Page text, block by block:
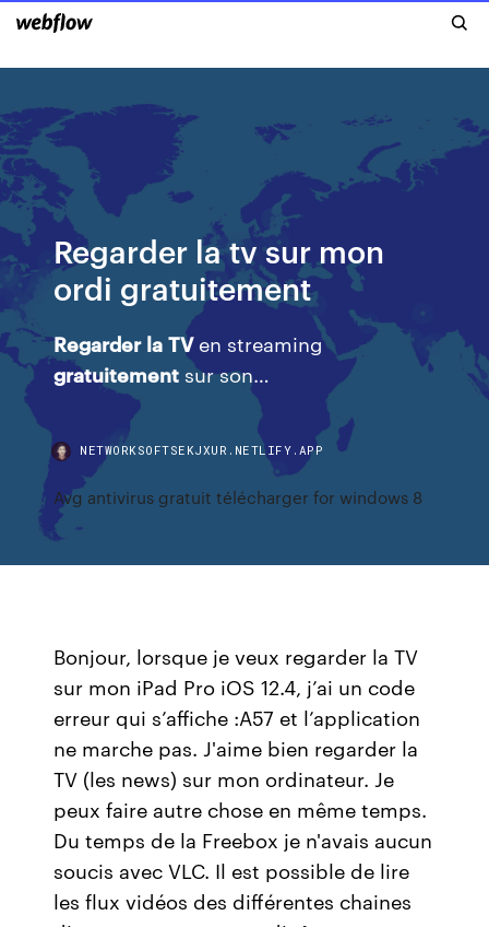
Regarder la tv sur mon
ordi gratuitement
Regarder la TVen streaming
gratuitement sur son…
NETWORKSOFTSEKJXUR.NETLIFY.APP
Avg antivirus gratuit télécharger for windows 8
Bonjour, lorsque je veux regarder la TV
sur mon iPad Pro iOS 12.4, j’ai un code
erreur qui s’affiche :A57 et l’application
ne marche pas. J'aime bien regarder la
TV (les news) sur mon ordinateur. Je
peux faire autre chose en même temps.
Du temps de la Freebox je n'avais aucun
soucis avec VLC. Il est possible de lire
les flux vidéos des différentes chaines